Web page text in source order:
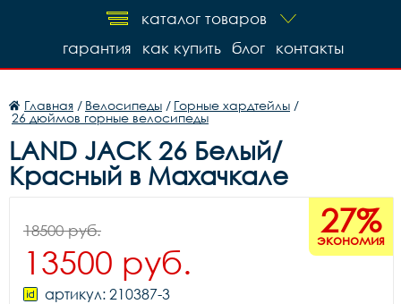
каталог товаров
контакты
блог
как купить
гарантия
Главная / Велосипеды / Горные хардтейлы /
26 дюймов горные велосипеды
LAND JACK 26 Белый/
Красный в Махачкале
27%
экономия
18500 руб.
13500 руб.
артикул: 210387-3